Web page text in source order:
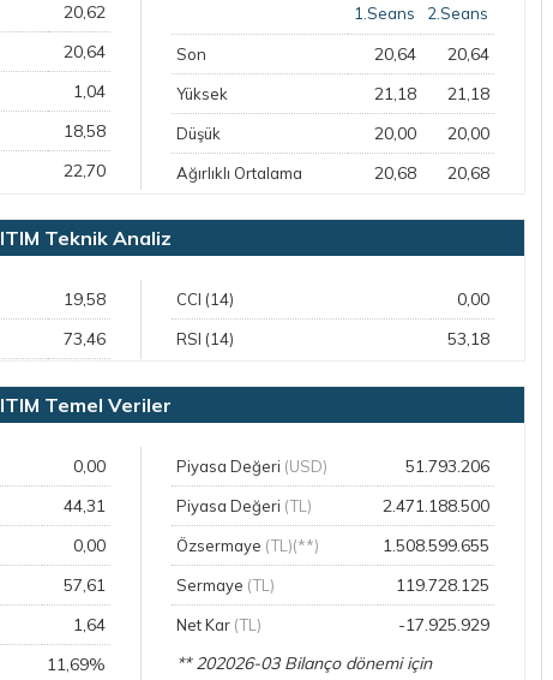
20,62
20,64
1,04
18,58
22,70
1.Seans 2.Seans
Son 20,64 20,64
Yüksek 21,18 21,18
Düşük 20,00 20,00
Ağırlıklı Ortalama 20,68 20,68
Teknik Analiz
19,58
73,46
CCI (14) 0,00
RSI (14) 53,18
Temel Veriler
0,00
44,31
0,00
57,61
1,64
11,69%
Piyasa Değeri (USD) 51.793.206
Piyasa Değeri (TL) 2.471.188.500
Özsermaye (TL)(**) 1.508.599.655
Sermaye (TL) 119.728.125
Net Kar (TL)
-17.925.929
** 202026-03 Bilanço dönemi için